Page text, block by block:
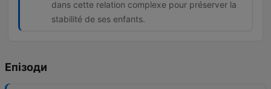
dans cette relation complexe pour préserver la
stabilité de ses enfants.
Епізоди